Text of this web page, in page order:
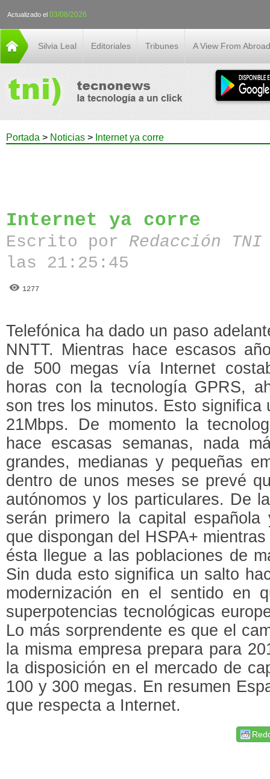
Actualizado el 03/08/2026
Silvia Leal Editoriales Tribunes A View From Abroad
Portada > Noticias > Internet ya corre
Internet ya corre
Escrito por Redacción
las 21:25:45
1277
Telefónica ha dado un paso
NNTT. Mientras hace escasos
de 500 megas vía Internet
horas con la tecnología GPRS,
son tres los minutos. Esto significa
21Mbps. De momento la
hace escasas semanas, nada
grandes, medianas y pequeñas
dentro de unos meses se prevé
autónomos y los particulares. De
serán primero la capital
que dispongan del HSPA+
ésta llegue a las poblaciones de
Sin duda esto significa un salto
modernización en el sentido en
superpotencias tecnológicas
Lo más sorprendente es que el
la misma empresa prepara para
la disposición en el mercado de
100 y 300 megas. En resumen
que respecta a Internet.